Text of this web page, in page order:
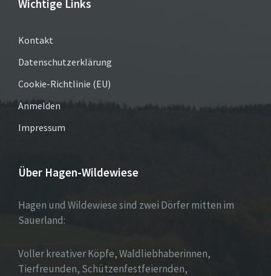
Wichtige Links
Kontakt
Datenschutzerklärung
Cookie-Richtlinie (EU)
Anmelden
Impressum
Über Hagen-Wildewiese
Hagen und Wildewiese sind zwei Dörfer mitten im
Sauerland:
Voller kreativer Köpfe, Waldliebhaberinnen,
Tierfreunden, Schützenfestfeiernden,